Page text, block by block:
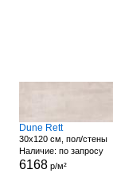
Dune Rett
30x120 см, пол/стены
Наличие: по запросу
6168р/м²